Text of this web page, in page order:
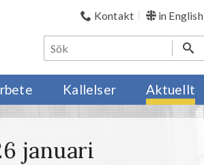
Kontakt in English
Kallelser Aktuellt
januari